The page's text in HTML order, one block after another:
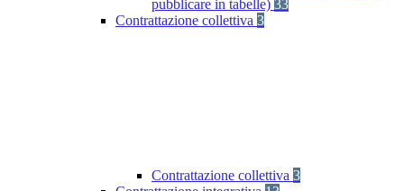
pubblicare in tabelle) 33
Contrattazione collettiva 3
Contrattazione collettiva 3